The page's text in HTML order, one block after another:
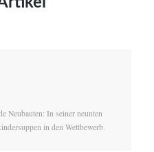
Neubauten: In seiner neunten
in den Wettbewerb.